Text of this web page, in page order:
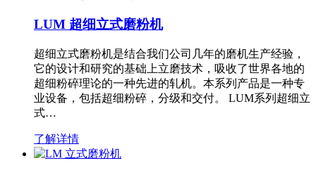
LUM 超细立式磨粉机
超细立式磨粉机是结合我们公司几年的磨机生产经验，
它的设计和研究的基础上立磨技术，吸收了世界各地的
超细粉碎理论的一种先进的轧机。本系列产品是一种专
业设备，包括超细粉碎，分级和交付。 LUM系列超细立
式…
了解详情